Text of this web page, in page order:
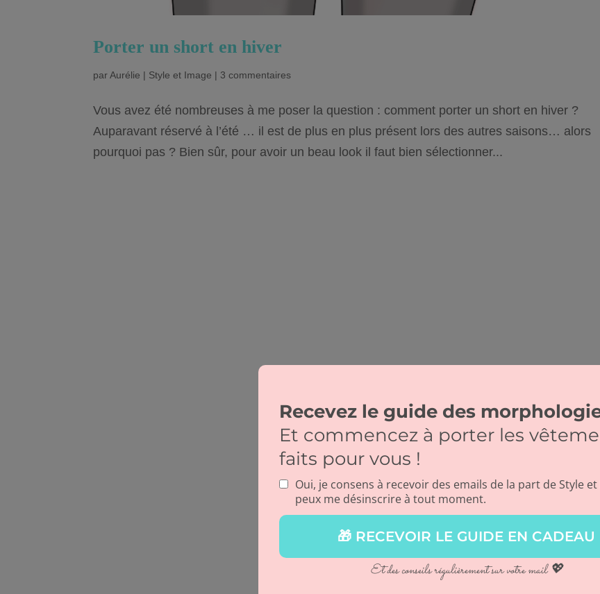
Porter un short en hiver
parAurélie | Style et Image | 3 commentaires
Vous avez été nombreuses à me poser la question : comment porter un short en hiver ?
Auparavant réservé à l’été … il est de plus en plus présent lors des autres saisons… alors
pourquoi pas ? Bien sûr, pour avoir un beau look il faut bien sélectionner...